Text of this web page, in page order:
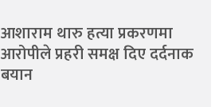
आशाराम थारु हत्या प्रकरणमा
आरोपीले प्रहरी समक्ष दिए दर्दनाक
बयान